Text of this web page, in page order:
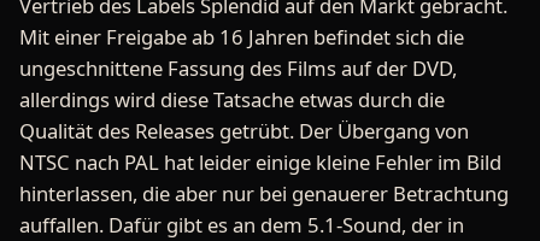
Mit einer Freigabe ab 16 Jahren befindet sich die
ungeschnittene Fassung des Films auf der DVD,
allerdings wird diese Tatsache etwas durch die
Qualität des Releases getrübt. Der Übergang von
NTSC nach PAL hat leider einige kleine Fehler im Bild
hinterlassen, die aber nur bei genauerer Betrachtung
auffallen. Dafür gibt es an dem 5.1-Sound, der in